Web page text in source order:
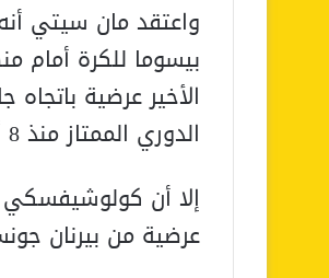
واعتقد مان سيتي
بيسوما للكرة أمام
الدوري الممتاز منذ 8 أبريل الماضي.
إلا أن كولوشيفسكي
عرضية من بيرنان